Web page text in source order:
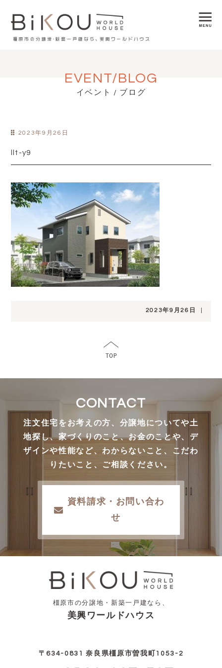
EVENT/BLOG
イベント / ブログ
2023年9月26日
llt-y9
2023年9月26日
CONTACT
注文住宅をお考えの方、分譲地についてや土
地探し、家づくりのこと、お金のことや、デ
ザインや性能など、わからないこと、こだわ
りたいこと、ご相談ください。
資料請求・お問い合わ
せ
橿原市の分譲地・新築一戸建なら、
美興ワールドハウス
〒634-0831 奈良県橿原市曽我町1053-2